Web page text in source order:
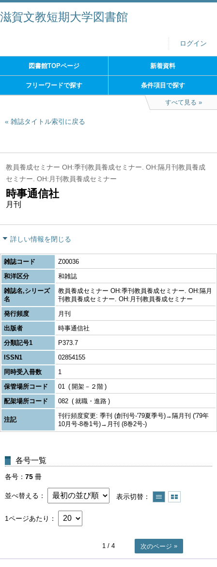
滋賀文教短期大学図書館
ログイン
図書館TOPページ 新着資料
フリーワードで探す 条件項目で探す
すべて見る
雑誌タイトル索引に戻る
教員養成セミナー OH:季刊教員養成セミナー. OH:隔月刊教員養成
セミナー. OH:月刊教員養成セミナー
時事通信社
月刊
詳しい情報を閉じる
雑誌コード
Z00036
和洋区分
和雑誌
雑誌名,シリーズ
名
教員養成セミナー OH:季刊教員養成セミナー. OH:隔月
刊教員養成セミナー. OH:月刊教員養成セミナー
発行頻度
月刊
出版者
時事通信社
分類記号1
P373.7
ISSN1
02854155
同時受入冊数
1
保管場所コード
01
開架－２階
配架場所コード
082 就職・進路
注記
刊行頻度変更: 季刊 (創刊号-'79夏季号)→隔月刊 ('79年
10月号-8巻1号)→月刊 (8巻2号-)
各号一覧
各号 75 冊
並べ替える 表示切替
1ページあたり
1 / 4 次のページ